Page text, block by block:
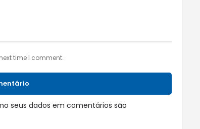
time I comment.
seus dados em comentários são